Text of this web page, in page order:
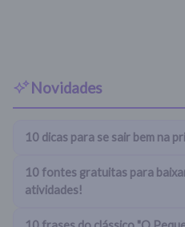
Novidades
10 dicas para se sair bem na
10 fontes gratuitas para
atividades!